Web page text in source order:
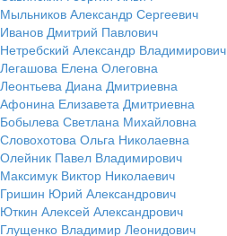
Мыльников Александр Сергеевич
Иванов Дмитрий Павлович
Нетребский Александр Владимирович
Легашова Елена Олеговна
Леонтьева Диана Дмитриевна
Афонина Елизавета Дмитриевна
Бобылева Светлана Михайловна
Словохотова Ольга Николаевна
Олейник Павел Владимирович
Максимук Виктор Николаевич
Гришин Юрий Александрович
Юткин Алексей Александрович
Глущенко Владимир Леонидович